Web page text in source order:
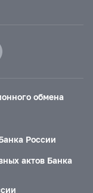
обмена
России
актов Банка